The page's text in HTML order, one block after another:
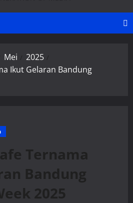
Mei
2025
Ikut Gelaran Bandung
Ternama
Bandung
2025